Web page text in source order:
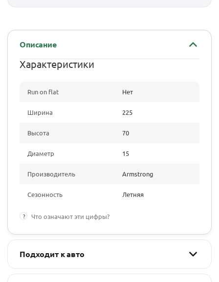
Описание
Характеристики
Run on flat Нет
Ширина 225
Высота 70
Диаметр 15
Производитель Armstrong
Сезонность Летняя
? Что означают эти цифры?
Подходит к авто